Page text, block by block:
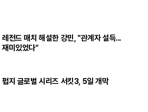
레전드 매치 해설한 강민, "관계자 설득...
재미있었다"
펍지 글로벌 시리즈 서킷3, 5일 개막